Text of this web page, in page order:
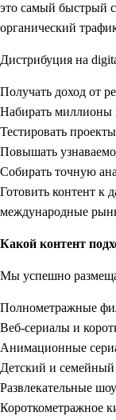
это самый быстрый
органический
Дистрибуция на
Получать доход от
Набирать миллионы
Тестировать
Повышать
Собирать точную
Готовить контент к
международные
Какой контент
Мы успешно
Полнометражные
Веб-сериалы и
Анимационные
Детский и семейный
Развлекательные
Короткометражное